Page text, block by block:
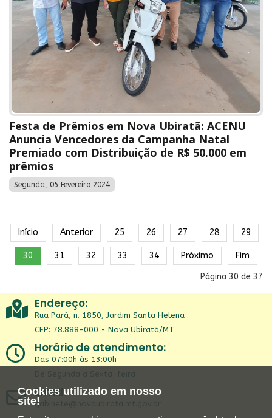
Cookies utilizado em nosso
site!
Festa de Prêmios em Nova Ubiratã: ACENU
Anuncia Vencedores da Campanha Natal
Premiado com Distribuição de R$ 50.000 em
prêmios
Segunda, 05 Fevereiro 2024
Início Anterior 25 26 27 28 29
30 31 32 33 34 Próximo Fim
Página 30 de 37
Endereço:
Rua Pará, n. 1850, Jardim Santa Helena
CEP: 78.888-000 - Nova Ubiratã/MT
Horário de atendimento:
Das 07:00h às 13:00h
De Segunda a Sexta-feira
Email:
gabinete@novaubirata.mt.gov.br